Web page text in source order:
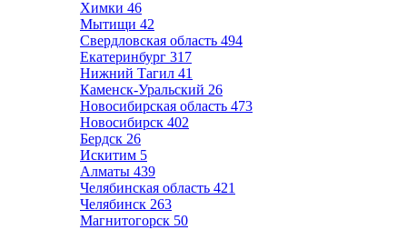
Химки 46
Мытищи 42
Свердловская область 494
Екатеринбург 317
Нижний Тагил 41
Каменск-Уральский 26
Новосибирская область 473
Новосибирск 402
Бердск 26
Искитим 5
Алматы 439
Челябинская область 421
Челябинск 263
Магнитогорск 50